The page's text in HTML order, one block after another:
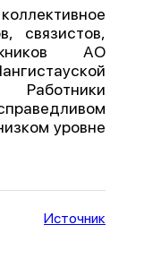
связистов,
АО
уровне
Источник